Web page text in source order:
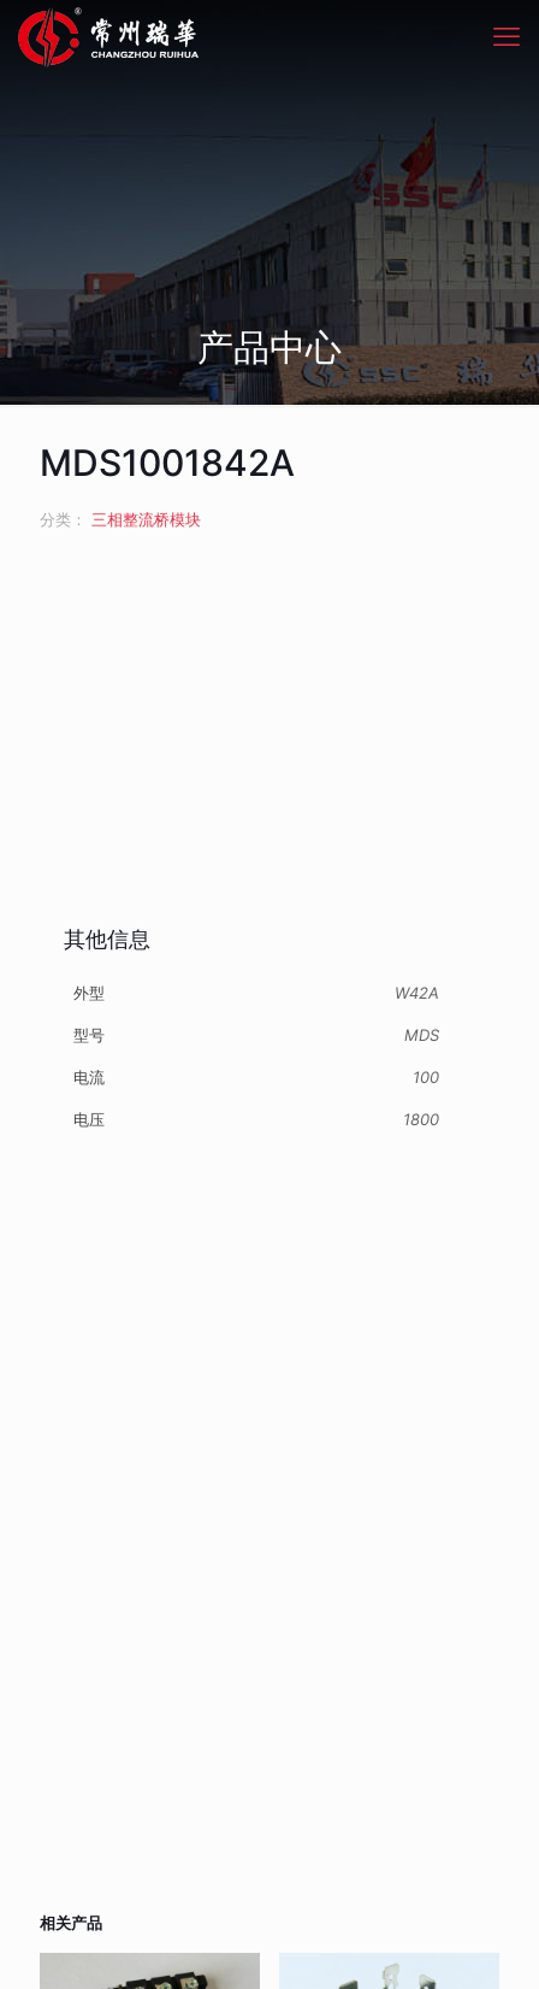
产品中心
MDS1001842A
分类： 三相整流桥模块
其他信息
外型 W42A
型号 MDS
电流 100
电压 1800
相关产品